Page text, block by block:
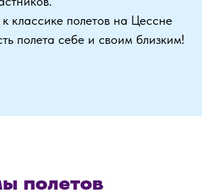
классике полетов на Цессне
полета себе и своим близким!
полетов